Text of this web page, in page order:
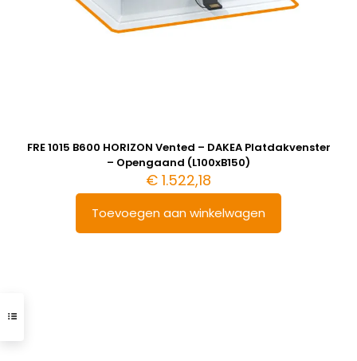
FRE 1015 B600 HORIZON Vented – DAKEA Platdakvenster
– Opengaand (L100xB150)
€ 1.522,18
Toevoegen aan winkelwagen